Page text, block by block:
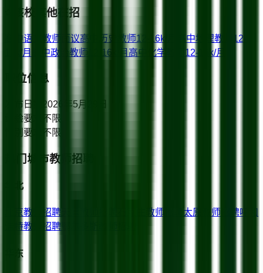
该校其他在招
高中语文教师 面议高中历史教师12-16k/月 高中地理教师
12-
16k/月
高中政治教师 12-16k/月 高中化学教师 12-16k/月
职位信息
发布日期
2026年5月29日
经验要求
不限
性别要求
不限
热门城市教师招聘
华北
北京教师招聘 教师招聘 太原 教师招聘呼和
浩特教师招聘
华东